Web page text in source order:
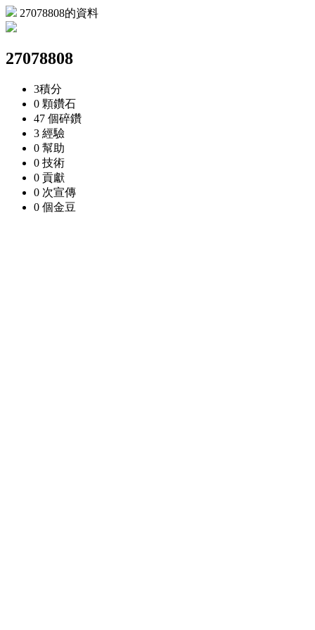
27078808的資料
27078808
3積分
0 顆鑽石
47 個碎鑽
3 經驗
0 幫助
0 技術
0 貢獻
0 次宣傳
0 個金豆